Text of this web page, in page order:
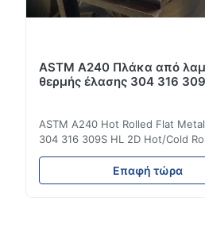
ASTM A240 Πλάκα από
θερμής έλασης 304 316
ASTM A240 Hot Rolled Flat
304 316 309S HL 2D Hot/Cold
Stainless Steel Coil Strip 304
310S 316L 321 ASTM A240
προϊόντος Όνομα προϊόντος
Επαφή τώρα